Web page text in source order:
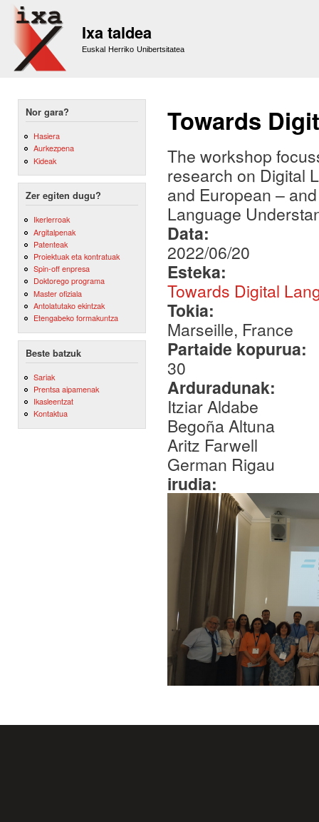
Ixa taldea
Euskal Herriko Unibertsitatea
Nor gara?
Hasiera
Aurkezpena
Kideak
Zer egiten dugu?
Ikerlerroak
Argitalpenak
Patenteak
Proiektuak eta kontratuak
Spin-off enpresa
Doktorego programa
Master ofiziala
Antolatutako ekintzak
Etengabeko formakuntza
Beste batzuk
Sariak
Prentsa aipamenak
Ikasleentzat
Kontaktua
Towards
The workshop
research on Digital
and European –
Language
Data:
2022/06/20
Esteka:
Towards Digital
Tokia:
Marseille, France
Partaide kopurua:
30
Arduradunak:
Itziar Aldabe
Begoña Altuna
Aritz Farwell
German Rigau
irudia: